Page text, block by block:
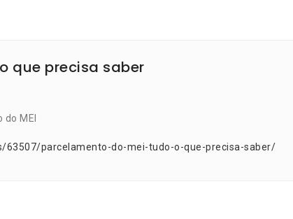
que precisa saber
MEI
63507/parcelamento-do-mei-tudo-o-que-precisa-saber/